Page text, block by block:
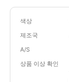
색상
제조국
A/S
상품 이상 확인